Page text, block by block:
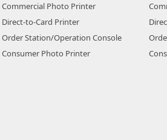
Commercial Photo Printer
Direct-to-Card Printer
Order Station/Operation Console
Consumer Photo Printer